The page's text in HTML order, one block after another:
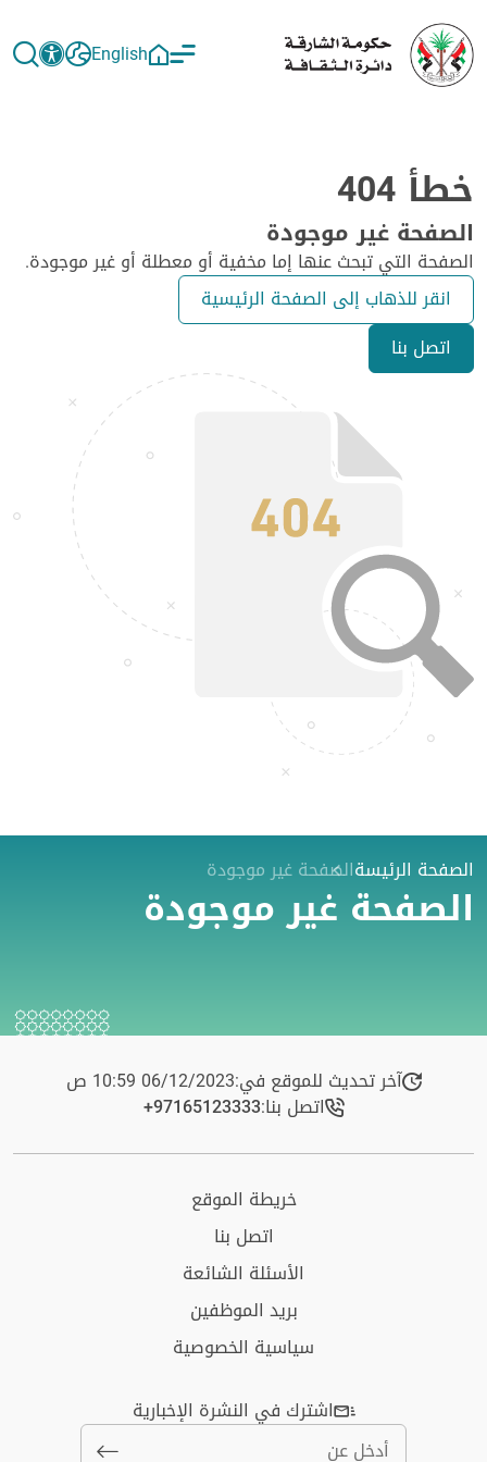
English
خطأ 404
الصفحة غير موجودة
الصفحة التي تبحث عنها إما مخفية أو معطلة أو غير موجودة.
انقر للذهاب إلى الصفحة الرئيسية
اتصل بنا
الصفحة الرئيسةالصفحة غير موجودة
الصفحة غير موجودة
آخر تحديث للموقع في:06/12/2023 10:59 ص
اتصل بنا:+97165123333​
خريطة الموقع
اتصل بنا
الأسئلة الشائعة
بريد الموظفين
سياسية الخصوصية
اشترك في النشرة الإخبارية